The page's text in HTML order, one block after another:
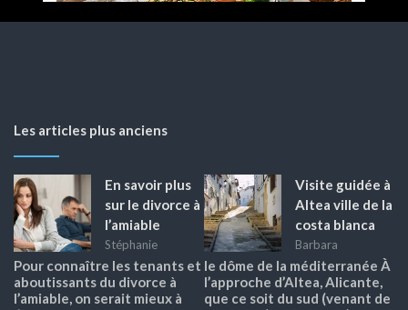
Les articles plus anciens
En savoir plus
sur le divorce à
l’amiable
Stéphanie
Pour connaître les tenants et
aboutissants du divorce à
l’amiable, on serait mieux à
Visite guidée à
Altea ville de la
costa blanca
Barbara
le dôme de la méditerranée À
l’approche d’Altea, Alicante,
que ce soit du sud (venant de